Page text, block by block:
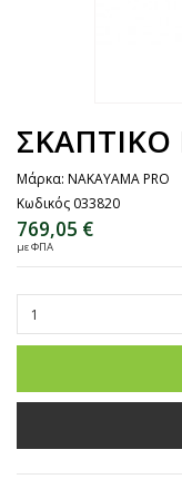
ΣΚΑΠΤΙΚΟ
Μάρκα: NAKAYAMA PRO
Κωδικός 033820
769,05 €
με ΦΠΑ